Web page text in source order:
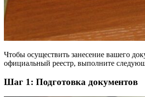
Чтобы осуществить занесение вашего
официальный реестр, выполните
Шаг 1: Подготовка документов